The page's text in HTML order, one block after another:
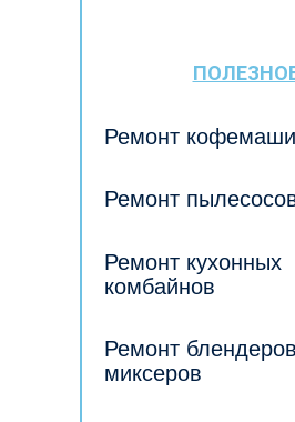
Ремонт
Ремонт
Ремонт кухонных
комбайнов
Ремонт
миксеров